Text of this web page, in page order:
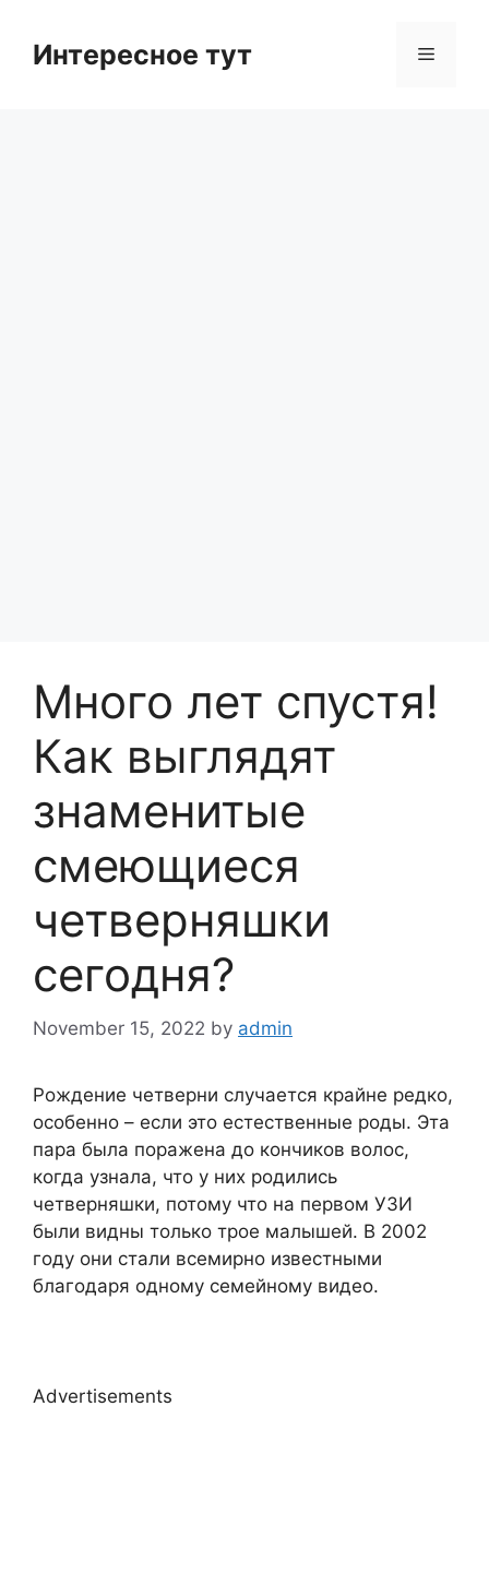
contentИнтересное тут Menu
Много лет спустя!
Как выглядят
знаменитые
смеющиеся
четверняшки
сегодня?
November 15, 2022 by admin
Рождение четверни случается крайне редко,
особенно – если это естественные роды. Эта
пара была поражена до кончиков волос,
когда узнала, что у них родились
четверняшки, потому что на первом УЗИ
были видны только трое малышей. В 2002
году они стали всемирно известными
благодаря одному семейному видео.
Advertisements